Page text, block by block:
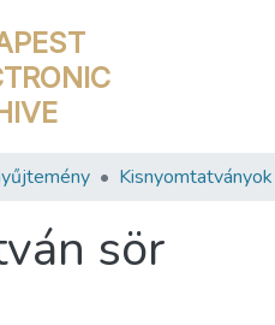
Kisnyomtatványok
sör